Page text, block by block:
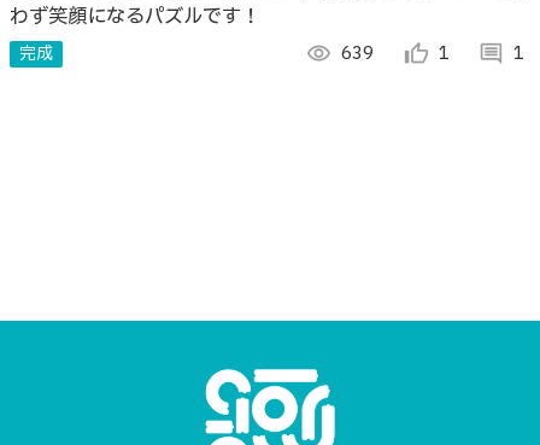
わず笑顔になるパズルです！
完成 visibility 639 thumb_up_alt 1 comment 1